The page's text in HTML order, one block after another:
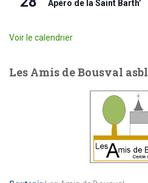
Apéro de la Saint Barth’
Voir le calendrier
Les Amis de Bousval asbl